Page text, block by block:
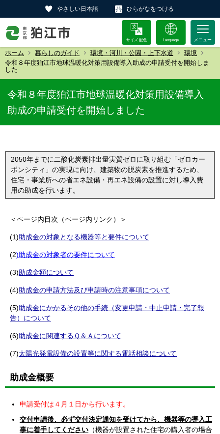
やさしい日本語 ひらがなをつける
サイズ 配色 Language
ホーム 暮らしのガイド 環境・河川・公園・上下水道
環境
令和８年度狛江市地球温暖化対策用設備導入助成の申請受付を開始しま
した
令和８年度狛江市地球温暖化対策用設備導入
助成の申請受付を開始しました
2050年までに二酸化炭素排出量実質ゼロに取り組む「ゼロカー
ボンシティ」の実現に向け、建築物の脱炭素を推進するため、
住宅・事業所への省エネ設備・再エネ設備の設置に対し導入費
用の助成を行います。
＜ページ内目次（ページ内リンク）＞
(1)助成金の対象となる機器等と要件について
(2)助成金の対象者の要件について
(3)助成金額について
(4)助成金の申請方法及び申請時の注意事項について
(5)助成金にかかるその他の手続（変更申請・中止申請・完了報
告）について
(6)助成金に関連するＱ＆Ａについて
(7)太陽光発電設備の設置等に関する電話相談について
助成金概要
申請受付は４月１日から行います。
交付申請後、必ず交付決定通知を受けてから、機器等の導入工
事に着手してください （機器が設置された住宅の購入者の場合